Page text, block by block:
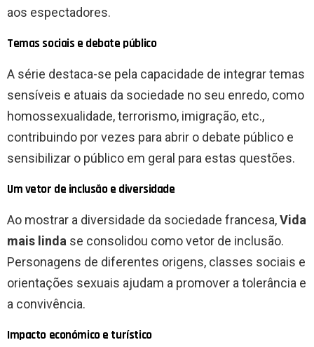
aos espectadores.
Temas sociais e debate público
A série destaca-se pela capacidade de integrar temas
sensíveis e atuais da sociedade no seu enredo, como
homossexualidade, terrorismo, imigração, etc.,
contribuindo por vezes para abrir o debate público e
sensibilizar o público em geral para estas questões.
Um vetor de inclusão e diversidade
Ao mostrar a diversidade da sociedade francesa,Vida
mais linda se consolidou como vetor de inclusão.
Personagens de diferentes origens, classes sociais e
orientações sexuais ajudam a promover a tolerância e
a convivência.
Impacto económico e turístico